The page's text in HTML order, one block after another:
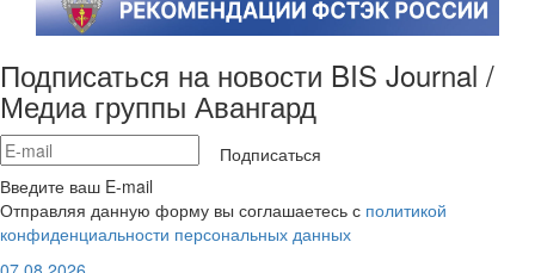
Подписаться на новости BIS Journal /
Медиа группы Авангард
Подписаться
Введите ваш E-mail
Отправляя данную форму вы соглашаетесь с политикой
конфиденциальности персональных данных